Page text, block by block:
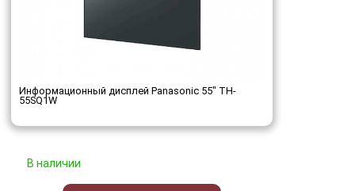
Информационный дисплей Panasonic 55" TH-
55SQ1W
В наличии